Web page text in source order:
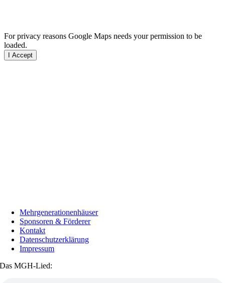
For privacy reasons Google Maps needs your permission to be
loaded.
I Accept
Mehrgenerationenhäuser
Sponsoren & Förderer
Kontakt
Datenschutzerklärung
Impressum
Das MGH-Lied: